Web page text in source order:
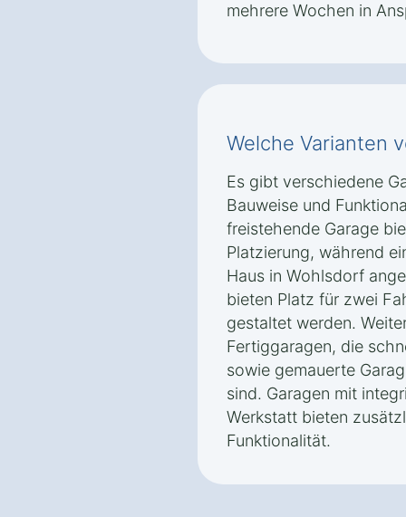
mehrere Wochen in
Welche Varianten
Es gibt verschiedene
Bauweise und
freistehende Garage
Platzierung, während
Haus in Wohlsdorf
bieten Platz für zwei
gestaltet werden.
Fertiggaragen, die
sowie gemauerte
sind. Garagen mit
Werkstatt bieten
Funktionalität.